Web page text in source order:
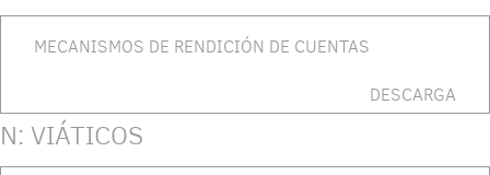
MECANISMOS DE RENDICIÓN DE CUENTAS
DESCARGA
N: VIÁTICOS